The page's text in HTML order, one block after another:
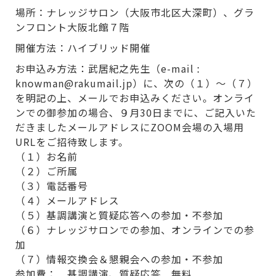
場所：ナレッジサロン（大阪市北区大深町）、グラ
ンフロント大阪北館７階
開催方法：ハイブリッド開催
お申込み方法：武居紀之先生（e-mail :
knowman@rakumail.jp）に、次の（１）～（７）
を明記の上、メールでお申込みください。オンライ
ンでの御参加の場合、９月30日までに、ご記入いた
だきましたメールアドレスにZOOM会場の入場用
URLをご招待致します。
（１）お名前
（２）ご所属
（３）電話番号
（４）メールアドレス
（５）基調講演と質疑応答への参加・不参加
（６）ナレッジサロンでの参加、オンラインでの参
加
（７）情報交換会＆懇親会への参加・不参加